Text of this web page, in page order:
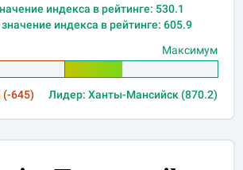
индекса в рейтинге: 530.1
индекса в рейтинге: 605.9
Максимум
(-645) Лидер: Ханты-Мансийск (870.2)